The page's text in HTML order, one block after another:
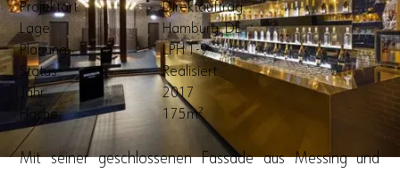
Projektart:
Direktauftrag
Lage:
Hamburg, DE
Planung:
LPH 1-9
Status:
Realisiert
Jahr:
2017
Fläche
175m²
Mit seiner geschlossenen Fassade aus Messing und